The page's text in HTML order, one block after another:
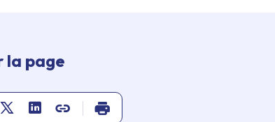
la page
sur Facebook
Partager sur Twitter
Partager sur Linkedin
Copier dans le presse-papier
Imprimer